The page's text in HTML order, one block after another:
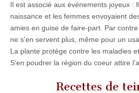
Il est associé aux événements joyeux :
naissance et les femmes envoyaient
amies en guise de faire-part. Par
ne s’en servent plus, même pour un
La plante protège contre les maladies
S’en poudrer la région du coeur attire
Recettes de